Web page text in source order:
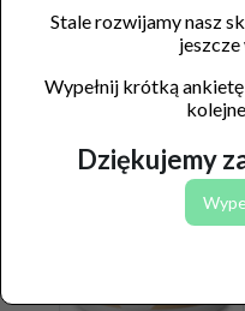
Stale rozwijamy nasz
jeszcze
Wypełnij krótką
Dziękujemy